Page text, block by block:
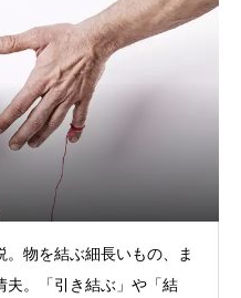
物を結ぶ細長いもの、ま
夫。「引き結ぶ」や「結